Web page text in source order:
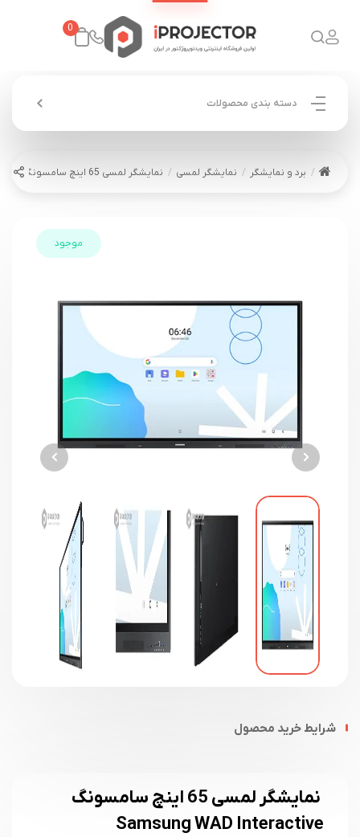
0
دسته بندی محصولات
برد و نمایشگر نمایشگر لمسی نمایشگر لمسی 65 اینچ سامسونگ Samsung WAD Interactive
موجود
شرایط خرید محصول
نمایشگر لمسی 65 اینچ سامسونگ
Samsung WAD Interactive